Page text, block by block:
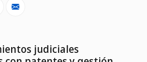
judiciales